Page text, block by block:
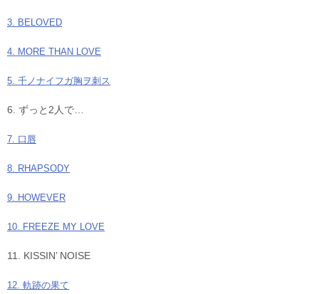
3. BELOVED
4. MORE THAN LOVE
5. 千ノナイフガ胸ヲ刺ス
6. ずっと2人で…
7. 口唇
8. RHAPSODY
9. HOWEVER
10. FREEZE MY LOVE
11. KISSIN’ NOISE
12. 軌跡の果て